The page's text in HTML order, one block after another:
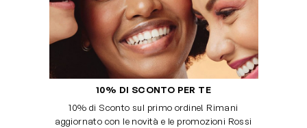
10% DI SCONTO PER TE
10% di Sconto sul primo ordine! Rimani
aggiornato con le novità e le promozioni Rossi